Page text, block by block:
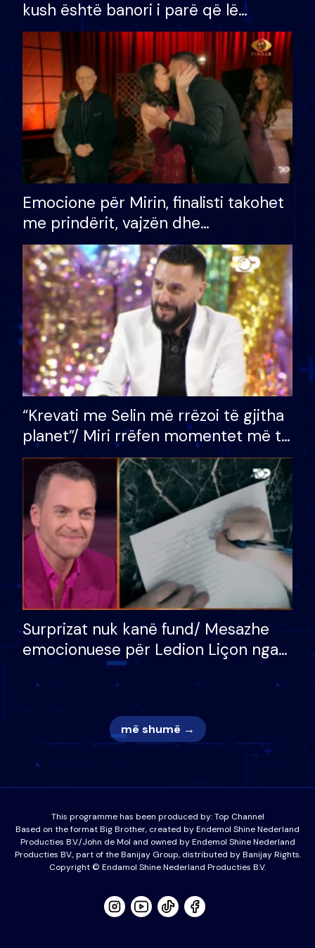
kush është banori i parë që lë
shtëpinë dhe humb mundësinë për
të fituar çmimin e madh
Emocione për Mirin, finalisti takohet
me prindërit, vajzën dhe
bashkëshorten: S’kemi ndonjë letër
divorci apo jo?
“Krevati me Selin më rrëzoi të gjitha
planet”/ Miri rrëfen momentet më të
bukura në shtëpinë e BB VIP: Do më
mungojë zilja e mëngjesit kur…
Surprizat nuk kanë fund/ Mesazhe
emocionuese për Ledion Liçon nga
nëna dhe fëmijët e tij, moderatori
nuk i mban dot lotët: Nuk meritoj…
më shumë →
This programme has been produced by:Top Channel
Based on the format Big Brother, created by Endemol Shine Nederland
Producties B.V./John de Mol and owned by Endemol Shine Nederland
Producties BV., part of the Banijay Group, distributed by Banijay Rights.
Copyright © Endamol Shine Nederland Producties B.V.